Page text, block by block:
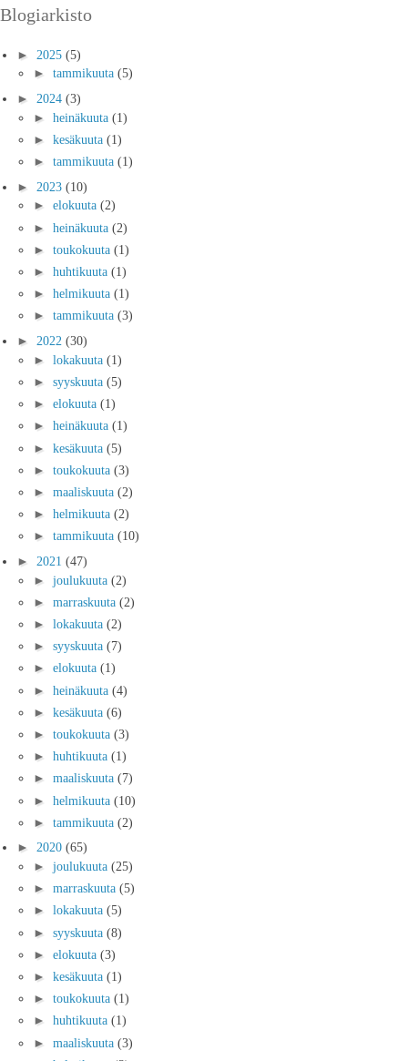
Blogiarkisto
► 2025 (5)
► tammikuuta (5)
► 2024 (3)
► heinäkuuta (1)
► kesäkuuta (1)
► tammikuuta (1)
► 2023 (10)
► elokuuta (2)
► heinäkuuta (2)
► toukokuuta (1)
► huhtikuuta (1)
► helmikuuta (1)
► tammikuuta (3)
► 2022 (30)
► lokakuuta (1)
► syyskuuta (5)
► elokuuta (1)
► heinäkuuta (1)
► kesäkuuta (5)
► toukokuuta (3)
► maaliskuuta (2)
► helmikuuta (2)
► tammikuuta (10)
► 2021 (47)
► joulukuuta (2)
► marraskuuta (2)
► lokakuuta (2)
► syyskuuta (7)
► elokuuta (1)
► heinäkuuta (4)
► kesäkuuta (6)
► toukokuuta (3)
► huhtikuuta (1)
► maaliskuuta (7)
► helmikuuta (10)
► tammikuuta (2)
► 2020 (65)
► joulukuuta (25)
► marraskuuta (5)
► lokakuuta (5)
► syyskuuta (8)
► elokuuta (3)
► kesäkuuta (1)
► toukokuuta (1)
► huhtikuuta (1)
► maaliskuuta (3)